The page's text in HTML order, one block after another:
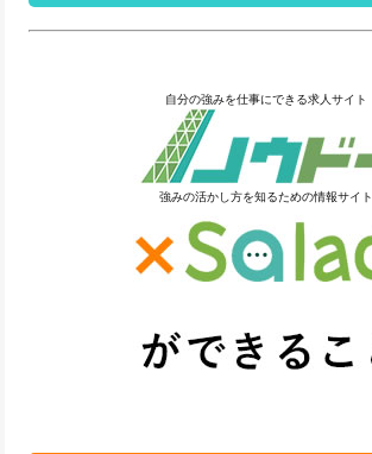
自分の強みを仕事にできる求人サイト
強みの活かし方を知るための情報サイト